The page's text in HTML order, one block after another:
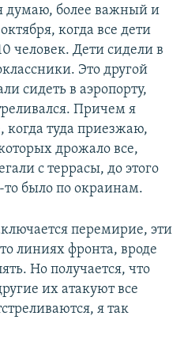
думаю, более важный и
когда все дети
человек. Дети сидели в
Это другой
сидеть в аэропорту,
Причем я
когда туда приезжаю,
дрожало все,
с террасы, до этого
то было по окраинам.
перемирие, эти
линиях фронта, вроде
Но получается, что
их атакуют все
я так